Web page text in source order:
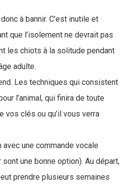
à bannir. C’est inutile et
que l’isolement ne devrait pas
les chiots à la solitude pendant
adulte.
Les techniques qui consistent
l’animal, qui finira de toute
vos clés ou qu’il vous verra
une commande vocale
une bonne option). Au départ,
prendre plusieurs semaines